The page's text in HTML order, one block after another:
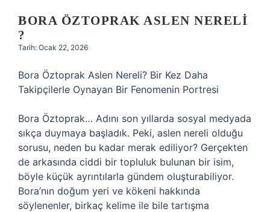
Hakkımızda
BORA ÖZTOPRAK ASLEN NERELI
?
Tarih: Ocak 22, 2026
Bora Öztoprak Aslen Nereli? Bir Kez Daha
Takipçilerle Oynayan Bir Fenomenin Portresi
Bora Öztoprak… Adını son yıllarda sosyal medyada
sıkça duymaya başladık. Peki, aslen nereli olduğu
sorusu, neden bu kadar merak ediliyor? Gerçekten
de arkasında ciddi bir topluluk bulunan bir isim,
böyle küçük ayrıntılarla gündem oluşturabiliyor.
Bora’nın doğum yeri ve kökeni hakkında
söylenenler, birkaç kelime ile bile tartışma